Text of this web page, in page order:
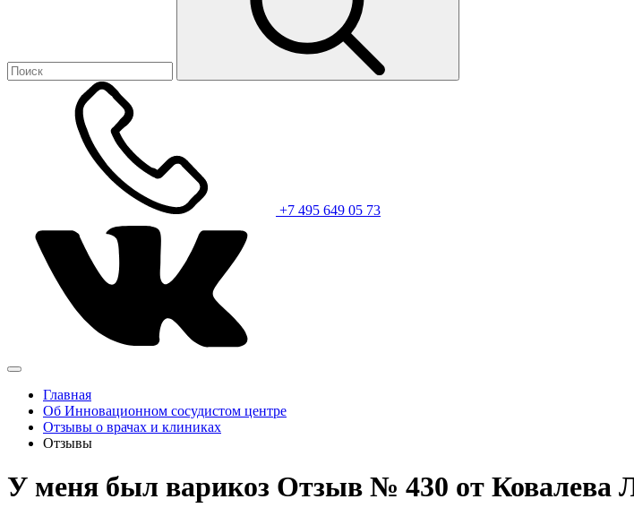
+7 495 649 05 73
Главная
Об Инновационном сосудистом центре
Отзывы о врачах и клиниках
Отзывы
У меня был варикоз Отзыв № 430 от Ковалева